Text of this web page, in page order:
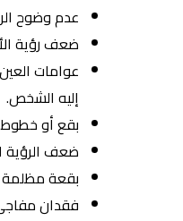
عدم وضوح
ضعف رؤية
عوامات
إليه الشخص.
بقع أو
ضعف الرؤية
بقعة مظلمة
فقدان